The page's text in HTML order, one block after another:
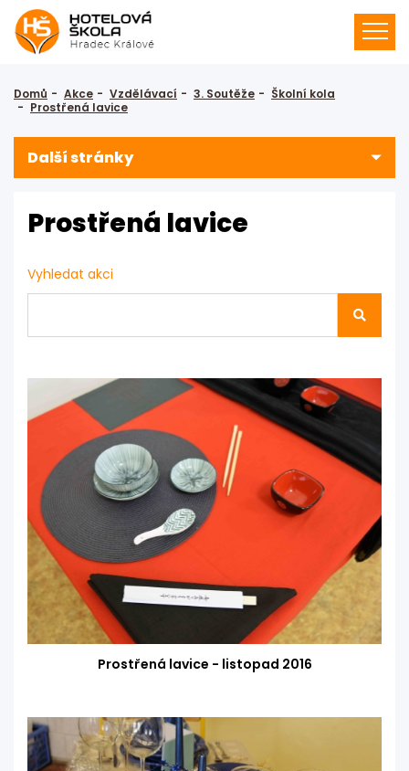
Domů Akce Vzdělávací 3. Soutěže
Školní kola
Prostřená lavice
Další stránky
Prostřená lavice
Vyhledat akci
Prostřená lavice - listopad 2016